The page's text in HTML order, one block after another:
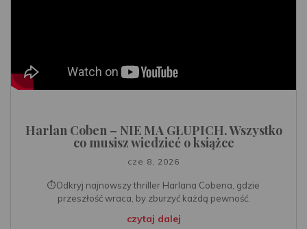
Harlan Coben – NIE MA GŁUPICH. Wszystko
co musisz wiedzieć o książce
cze 8, 2026
⏱️Odkryj najnowszy thriller Harlana Cobena, gdzie
przeszłość wraca, by zburzyć każdą pewność.
czytaj dalej